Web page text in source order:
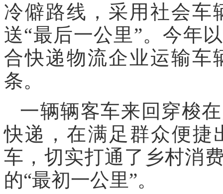
冷僻路线，采用社会车
送“最后一公里”。今年
合快递物流企业运输车
条。
一辆辆客车来回穿梭
快递，在满足群众便捷
车，切实打通了乡村消
的“最初一公里”。